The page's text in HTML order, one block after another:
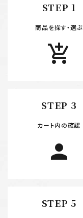
STEP 1
商品を探す・選ぶ
add_shopping_cart
STEP 3
カート内の確認
person
STEP 5